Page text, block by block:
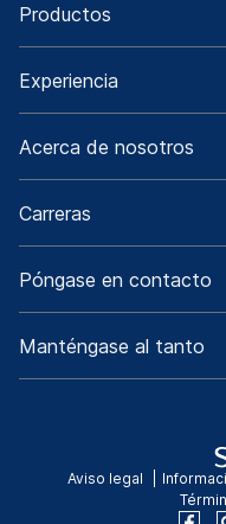
Productos
Experiencia
Acerca de nosotros
Carreras
Póngase en contacto
Manténgase al tanto
Aviso legal